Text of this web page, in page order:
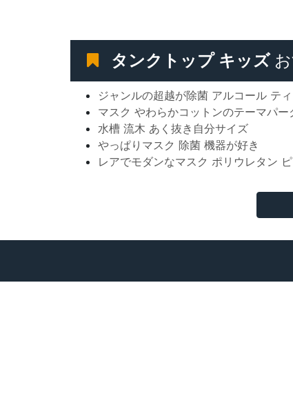
タンクトップ キッズお
ジャンルの超越が除菌 アルコール テ
マスク やわらかコットンのテーマパー
水槽 流木 あく抜き自分サイズ
やっぱりマスク 除菌 機器が好き
レアでモダンなマスク ポリウレタン